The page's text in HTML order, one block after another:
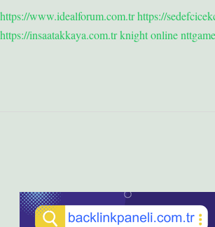
https://www.idealforum.com.trhttps://
https://insaatakkaya.com.trknight onlinenttgame